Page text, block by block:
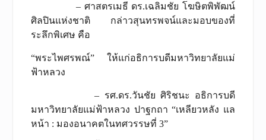
– ศาสตรเมธี ดร.เฉลิมชัย โฆษิตพิพัฒน์
ศิลปินแห่งชาติ กล่าวสุนทรพจน์และมอบของที่
ระลึกพิเศษ คือ
“พระไพศรพณ์” ให้แก่อธิการบดีมหาวิทยาลัยแม่
ฟ้าหลวง
– รศ.ดร.วันชัย ศิริชนะ อธิการบดี
มหาวิทยาลัยแม่ฟ้าหลวง ปาฐกถา “เหลียวหลัง แล
หน้า : มองอนาคตในทศวรรษที่ 3”